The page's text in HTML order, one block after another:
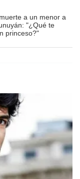
a un menor a
"¿Qué te
princeso?"